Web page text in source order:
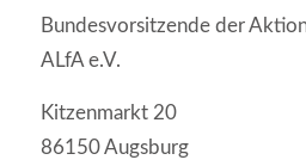
Bundesvorsitzende der
ALfA e.V.
Kitzenmarkt 20
86150 Augsburg